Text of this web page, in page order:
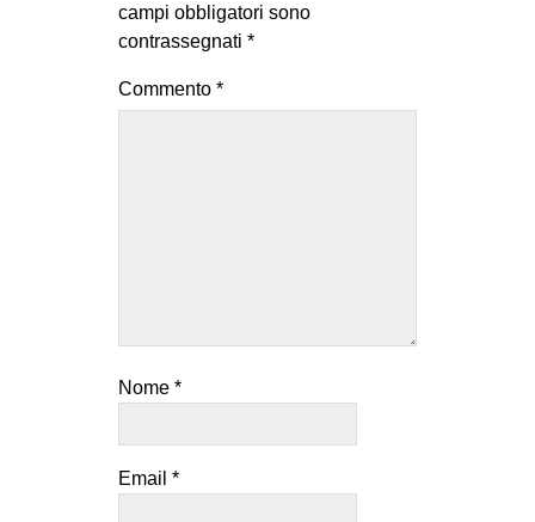
campi obbligatori sono
contrassegnati *
Commento *
Nome *
Email *